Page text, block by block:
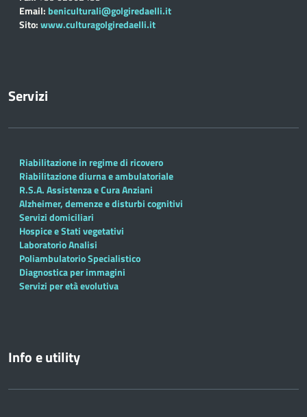
Email: beniculturali@golgiredaelli.it
Sito:www.culturagolgiredaelli.it
Servizi
Riabilitazione in regime di ricovero
Riabilitazione diurna e ambulatoriale
R.S.A. Assistenza e Cura Anziani
Alzheimer, demenze e disturbi cognitivi
Servizi domiciliari
Hospice e Stati vegetativi
Laboratorio Analisi
Poliambulatorio Specialistico
Diagnostica per immagini
Servizi per età evolutiva
Info e utility